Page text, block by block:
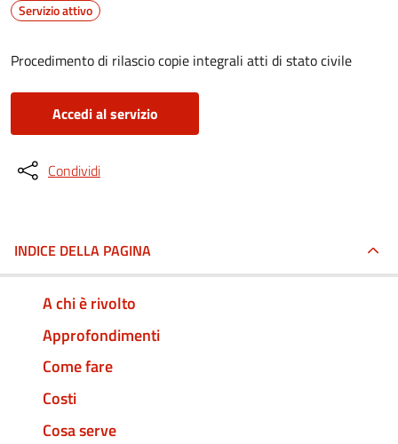
Servizio attivo
Procedimento di rilascio copie integrali atti di stato civile
Accedi al servizio
Condividi
INDICE DELLA PAGINA
A chi è rivolto
Approfondimenti
Come fare
Costi
Cosa serve